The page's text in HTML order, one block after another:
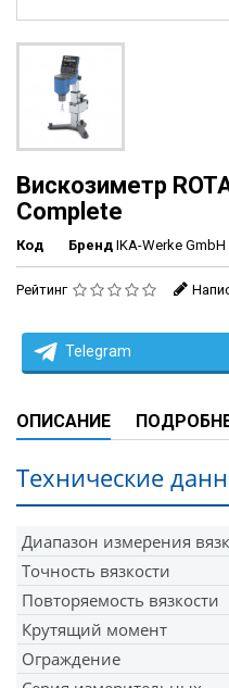
Вискозиметр
Complete
Код Бренд IKA-Werke GmbH
Рейтинг
Telegram
ОПИСАНИЕ
Технические
Диапазон измерения
Точность вязкости
Повторяемость вязкости
Крутящий момент
Ограждение